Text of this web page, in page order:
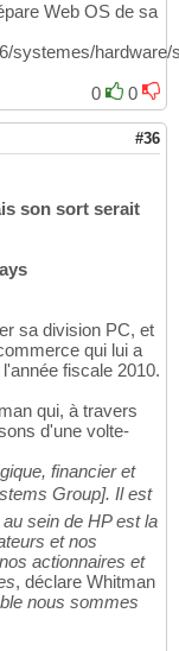
Web OS de sa
systemes/hardware/
0
0
#36
son sort serait
sa division PC, et
qui lui a
fiscale 2010.
qui, à travers
d'une volte-
financier et
Group]. Il est
sein de HP est la
et nos
actionnaires et
, déclare Whitman
nous sommes